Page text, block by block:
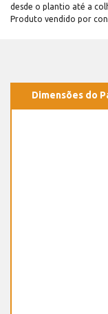
desde o plantio até a
Produto vendido por
Dimensões do